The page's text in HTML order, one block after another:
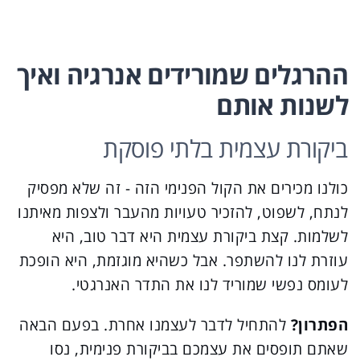
ההרגלים שמורידים אנרגיה ואיך
לשנות אותם
ביקורת עצמית בלתי פוסקת
כולנו מכירים את הקול הפנימי הזה - זה שלא מפסיק
לנתח, לשפוט, להזכיר טעויות מהעבר ולצפות מאיתנו
לשלמות. קצת ביקורת עצמית היא דבר טוב, היא
עוזרת לנו להשתפר. אבל כשהיא מוגזמת, היא הופכת
לעומס נפשי שמוריד לנו את התדר האנרגטי.
הפתרון? להתחיל לדבר לעצמנו אחרת. בפעם הבאה
שאתם תופסים את עצמכם בביקורת פנימית, נסו